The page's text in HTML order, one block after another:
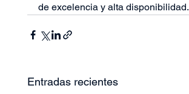
de excelencia y alta disponibilidad.
Entradas recientes